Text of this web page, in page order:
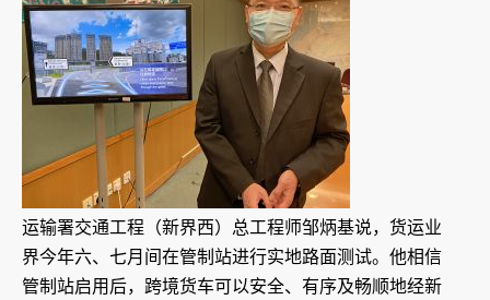
运输署交通工程（新界西）总工程师邹炳基说，货运业
界今年六、七月间在管制站进行实地路面测试。他相信
管制站启用后，跨境货车可以安全、有序及畅顺地经新